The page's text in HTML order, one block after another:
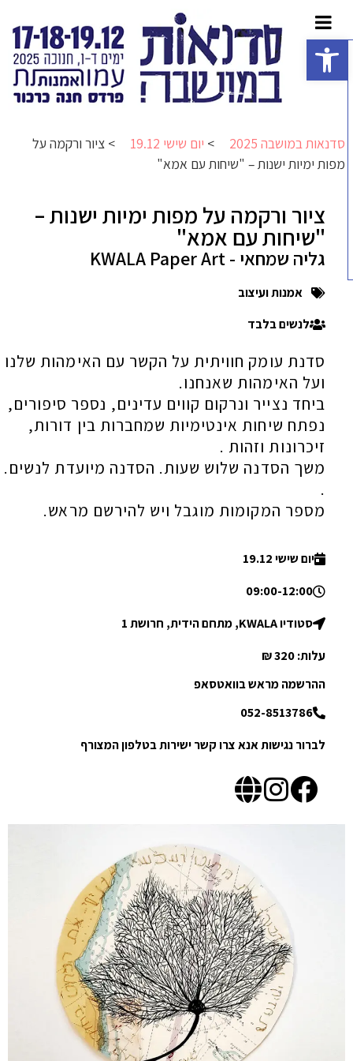
פתח סרגל נגישות
סדנאות במושבה 2025 >יום שישי 19.12 >ציור ורקמה על
מפות ימיות ישנות – "שיחות עם אמא"
ציור ורקמה על מפות ימיות ישנות –
"שיחות עם אמא"
גליה שמחאי - KWALA Paper Art
אמנות ועיצוב
לנשים בלבד
סדנת עומק חוויתית על הקשר עם האימהות שלנו
ועל האימהות שאנחנו.
ביחד נצייר ונרקום קווים עדינים, נספר סיפורים,
נפתח שיחות אינטימיות שמחברות בין דורות,
זיכרונות וזהות .
משך הסדנה שלוש שעות. הסדנה מיועדת לנשים.
מספר המקומות מוגבל ויש להירשם מראש.
יום שישי 19.12
09:00-12:00
סטודיו KWALA, מתחם הידית, חרושת 1
עלות: 320 ₪
ההרשמה מראש בוואטסאפ
052-8513786
לברור נגישות אנא צרו קשר ישירות בטלפון המצורף